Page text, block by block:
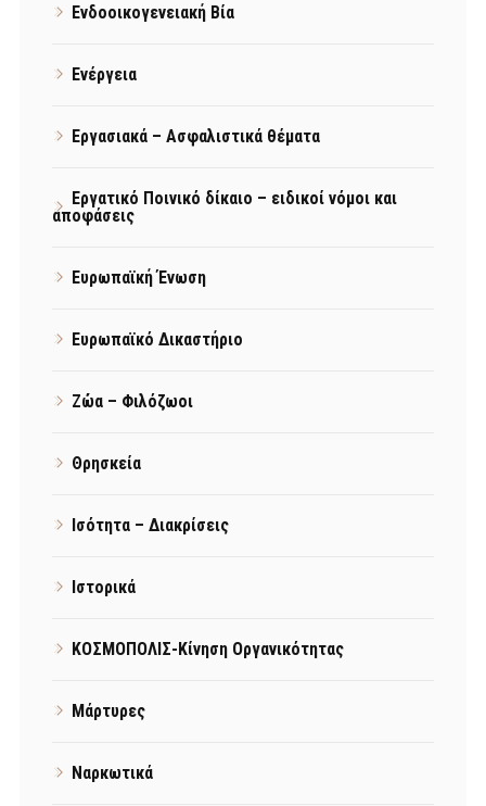
Ενδοοικογενειακή Βία
Ενέργεια
Εργασιακά – Ασφαλιστικά θέματα
Εργατικό Ποινικό δίκαιο – ειδικοί νόμοι και
αποφάσεις
Ευρωπαϊκή Ένωση
Ευρωπαϊκό Δικαστήριο
Ζώα – Φιλόζωοι
Θρησκεία
Ισότητα – Διακρίσεις
Ιστορικά
ΚΟΣΜΟΠΟΛΙΣ-Κίνηση Οργανικότητας
Μάρτυρες
Ναρκωτικά